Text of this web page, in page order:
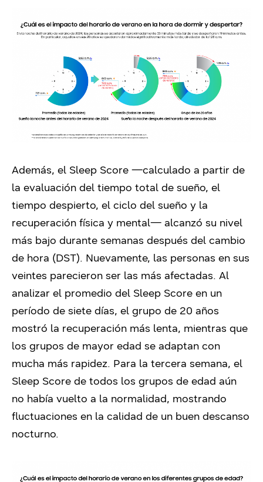
Además, el Sleep Score —calculado a partir de
la evaluación del tiempo total de sueño, el
tiempo despierto, el ciclo del sueño y la
recuperación física y mental— alcanzó su nivel
más bajo durante semanas después del cambio
de hora (DST). Nuevamente, las personas en sus
veintes parecieron ser las más afectadas. Al
analizar el promedio del Sleep Score en un
período de siete días, el grupo de 20 años
mostró la recuperación más lenta, mientras que
los grupos de mayor edad se adaptan con
mucha más rapidez. Para la tercera semana, el
Sleep Score de todos los grupos de edad aún
no había vuelto a la normalidad, mostrando
fluctuaciones en la calidad de un buen descanso
nocturno.